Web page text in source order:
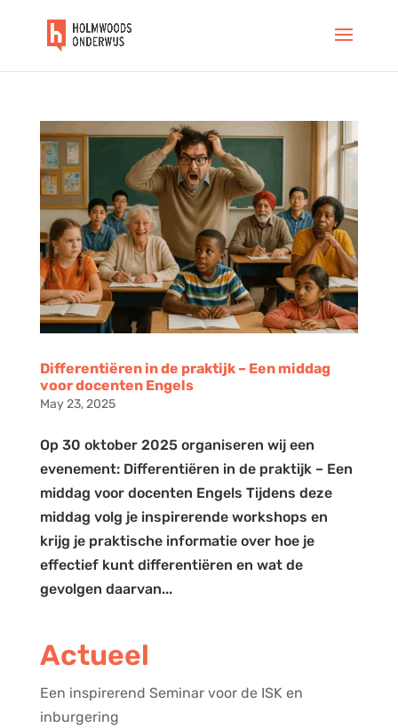
Differentiëren in de praktijk – Een middag
voor docenten Engels
May 23, 2025
Op 30 oktober 2025 organiseren wij een
evenement: Differentiëren in de praktijk – Een
middag voor docenten Engels Tijdens deze
middag volg je inspirerende workshops en
krijg je praktische informatie over hoe je
effectief kunt differentiëren en wat de
gevolgen daarvan...
Actueel
Een inspirerend Seminar voor de ISK en
inburgering